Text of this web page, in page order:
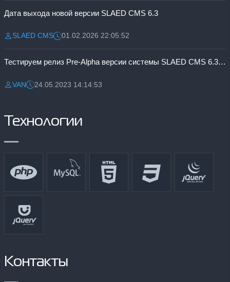
Дата выхода новой версии SLAED CMS 6.3
Разместил:
SLAED CMSДата:01.02.2026 22:05:52
Тестируем релиз Pre-Alpha версии системы SLAED CMS 6.3 Pro
Разместил:
VANДата:24.05.2023 14:14:53
Технологии
Контакты